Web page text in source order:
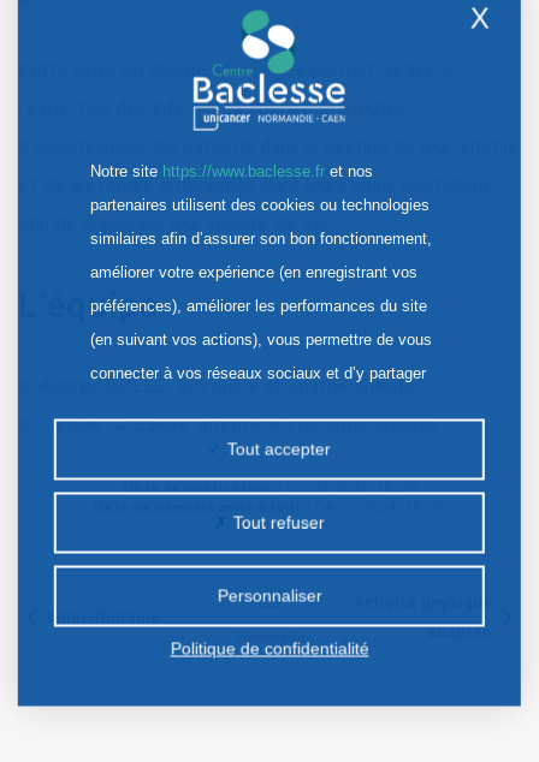
Cette prise en charge spécialisée permet, grâce à
l’expertise des infirmières stomathérapeutes,
et de les rendre autonomes dans leurs soins quotidiens
L’équipe
Audrey GOLLE, infirmière stomathérapeute
Camille NOSSAIN, infirmière stomathérapeute
Date de publication :05/03/2021, 16:29
adaptée
X
Notre site https://www.baclesse.fret nos
partenaires utilisent des cookies ou technologies
similaires afin d’assurer son bon fonctionnement,
améliorer votre expérience (en enregistrant vos
préférences), améliorer les performances du site
(en suivant vos actions), vous permettre de vous
connecter à vos réseaux sociaux et d’y partager
la publicité personnalisée sur notre site ou ceux de
nos partenaires. Certains traceurs non classés
préalable.
Tout accepter
Tout refuser
Personnaliser
Politique de confidentialité